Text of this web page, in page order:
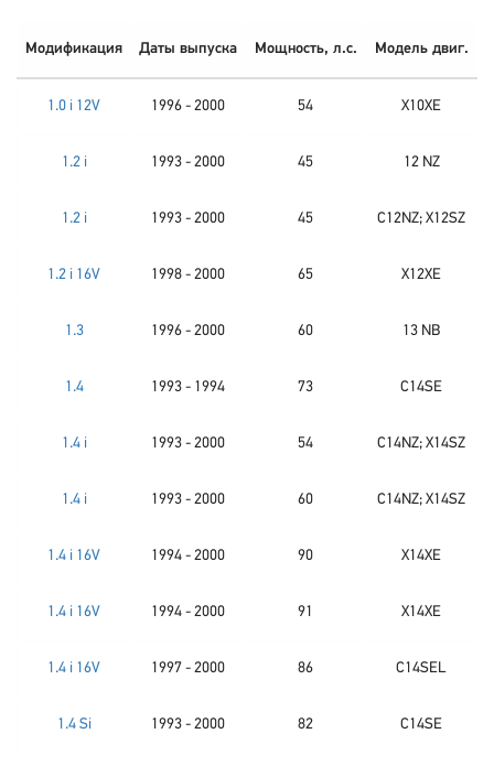
Модификация Даты выпуска Мощность, л.с. Модель двиг.
1.0 i 12V 1996 - 2000 54 X10XE
1.2 i 1993 - 2000 45 12 NZ
1.2 i 1993 - 2000 45 C12NZ; X12SZ
1.2 i 16V 1998 - 2000 65 X12XE
1.3 1996 - 2000 60 13 NB
1.4 1993 - 1994 73 C14SE
1.4 i 1993 - 2000 54 C14NZ; X14SZ
1.4 i 1993 - 2000 60 C14NZ; X14SZ
1.4 i 16V 1994 - 2000 90 X14XE
1.4 i 16V 1994 - 2000 91 X14XE
1.4 i 16V 1997 - 2000 86 C14SEL
1.4 Si 1993 - 2000 82 C14SE